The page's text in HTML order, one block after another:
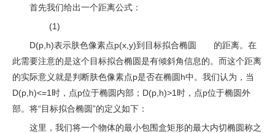
首先我们给出一个距离公式：
(1)
D(p,h)表示肤色像素点p(x,y)到目标拟合椭圆
的距离。在
此需要注意的是这个目标拟合椭圆是有倾斜角信息的。而这个距离
的实际意义就是判断肤色像素点p是否在椭圆h中。我们认为，当
D(p,h)<=1时，点p位于椭圆内部；D(p,h)>1时，点p位于椭圆外
部。将“目标拟合椭圆”的定义如下：
这里，我们将一个物体的最小包围盒矩形的最大内切椭圆称之